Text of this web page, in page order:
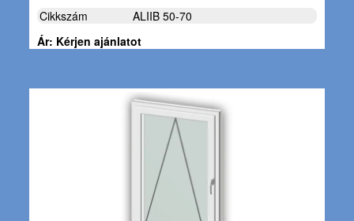
Cikkszám
ALIIB 50-70
Ár: Kérjen ajánlatot